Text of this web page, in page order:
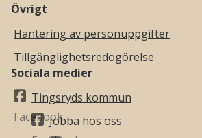
Övrigt
Hantering av personuppgifter
Tillgänglighetsredogörelse
Sociala medier
Tingsryds kommun
Jobba hos oss